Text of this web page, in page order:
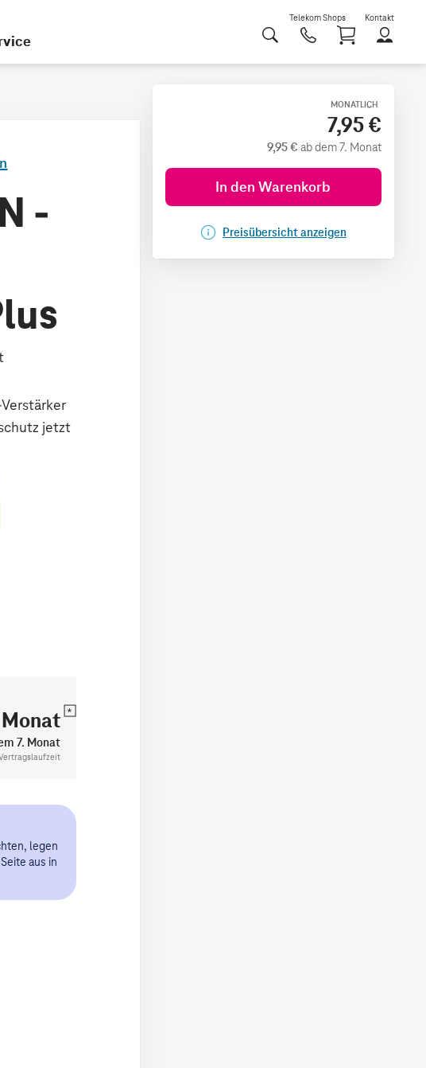
Telekom Shops Kontakt
-
7. Monat
MONATLICH
7,95 €
9,95 € ab dem 7. Monat
In den Warenkorb
Preisübersicht anzeigen